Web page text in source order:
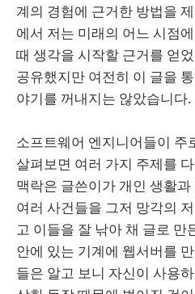
계의 경험에 근거한 방법을
에서 저는 미래의 어느 시점
때 생각을 시작할 근거를 얻
공유했지만 여전히 이 글을
야기를 꺼내지는 않았습니다.
소프트웨어 엔지니어들이 주
살펴보면 여러 가지 주제를
맥락은 글쓴이가 개인 생활
여러 사건들을 그저 망각의
고 이들을 잘 낚아 채 글로 만
안에 있는 기계에 웹서버를
들은 알고 보니 자신이 사용